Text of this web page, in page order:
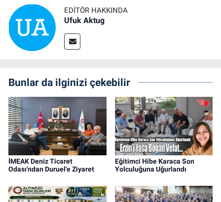
EDITÖR HAKKINDA
Ufuk Aktug
Bunlar da ilginizi çekebilir
İMEAK Deniz Ticaret
Odası'ndan Duruel'e Ziyaret
Eğitimci Hibe Karaca Son
Yolculuğuna Uğurlandı